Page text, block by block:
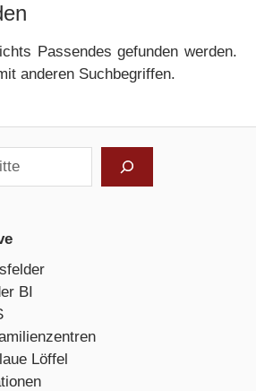
Passendes gefunden werden.
anderen Suchbegriffen.
BI
Löffel